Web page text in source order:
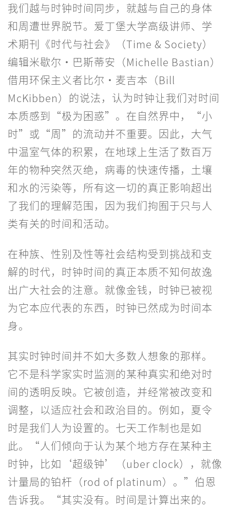
我们越与时钟时间同步，就越与自己的身体
和周遭世界脱节。爱丁堡大学高级讲师、学
术期刊《时代与社会》（Time & Society）
编辑米歇尔·巴斯蒂安（Michelle Bastian）
借用环保主义者比尔·麦吉本（Bill
McKibben）的说法，认为时钟让我们对时间
本质感到“极为困惑”。在自然界中，“小
时”或“周”的流动并不重要。因此，大气
中温室气体的积累，在地球上生活了数百万
年的物种突然灭绝，病毒的快速传播，土壤
和水的污染等，所有这一切的真正影响超出
了我们的理解范围，因为我们拘囿于只与人
类有关的时间和活动。
在种族、性别及性等社会结构受到挑战和支
解的时代，时钟时间的真正本质不知何故逸
出广大社会的注意。就像金钱，时钟已被视
为它本应代表的东西，时钟已然成为时间本
身。
其实时钟时间并不如大多数人想象的那样。
它不是科学家实时监测的某种真实和绝对时
间的透明反映。它被创造，并经常被改变和
调整，以适应社会和政治目的。例如，夏令
时是我们人为设置的。七天工作制也是如
此。“人们倾向于认为某个地方存在某种主
时钟，比如‘超级钟’（uber clock），就像
计量局的铂杆（rod of platinum）。”伯恩
告诉我。“其实没有。时间是计算出来的。